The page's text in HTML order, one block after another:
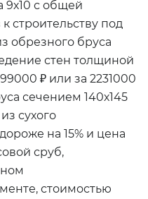
9х10 с общей
строительству под
обрезного бруса
стен толщиной
₽ или за 2231000
сечением 140х145
сухого
на 15% и цена
сруб,
стоимостью